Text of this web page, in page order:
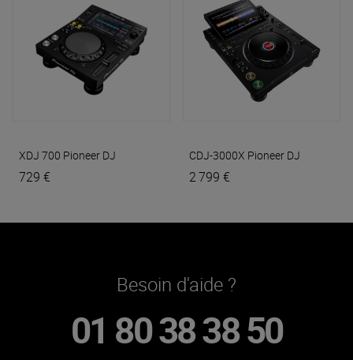
XDJ 700 Pioneer DJ
729 €
CDJ-3000X Pioneer DJ
2 799 €
Besoin d'aide ?
01 80 38 38 50